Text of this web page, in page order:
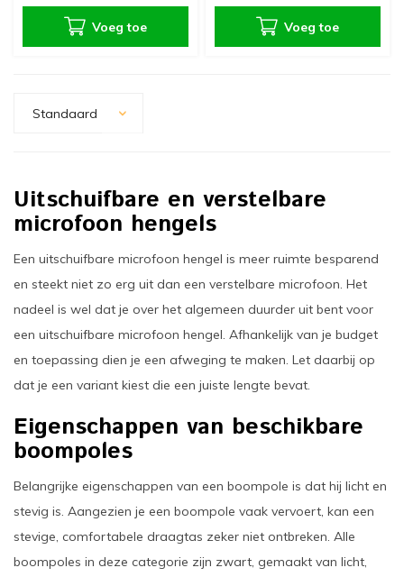
Voeg toe Voeg toe
Standaard
Uitschuifbare en verstelbare
microfoon hengels
Een uitschuifbare microfoon hengel is meer ruimte besparend
en steekt niet zo erg uit dan een verstelbare microfoon. Het
nadeel is wel dat je over het algemeen duurder uit bent voor
een uitschuifbare microfoon hengel. Afhankelijk van je budget
en toepassing dien je een afweging te maken. Let daarbij op
dat je een variant kiest die een juiste lengte bevat.
Eigenschappen van beschikbare
boompoles
Belangrijke eigenschappen van een boompole is dat hij licht en
stevig is. Aangezien je een boompole vaak vervoert, kan een
stevige, comfortabele draagtas zeker niet ontbreken. Alle
boompoles in deze categorie zijn zwart, gemaakt van licht,